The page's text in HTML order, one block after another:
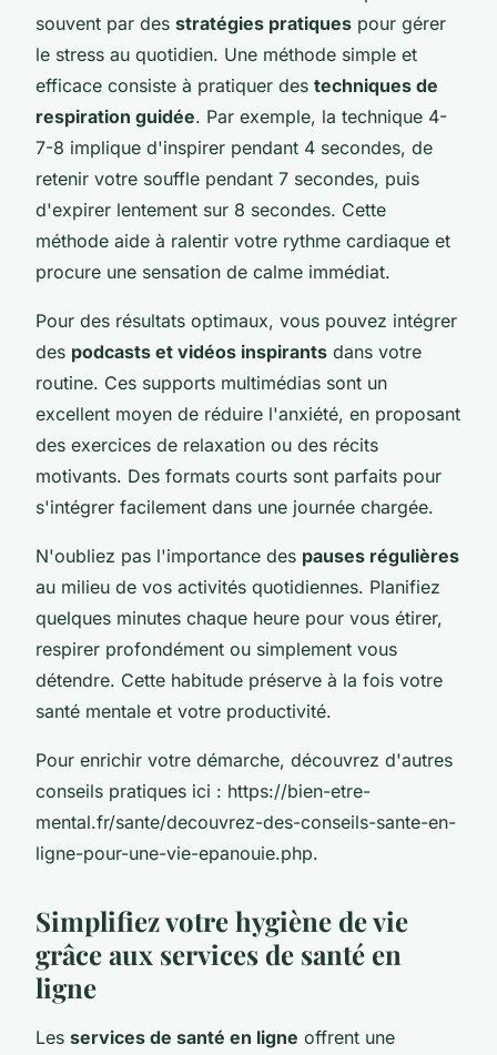
souvent par des stratégies pratiques pour gérer
le stress au quotidien. Une méthode simple et
efficace consiste à pratiquer des techniques de
respiration guidée. Par exemple, la technique 4-
7-8 implique d'inspirer pendant 4 secondes, de
retenir votre souffle pendant 7 secondes, puis
d'expirer lentement sur 8 secondes. Cette
méthode aide à ralentir votre rythme cardiaque et
procure une sensation de calme immédiat.
Pour des résultats optimaux, vous pouvez intégrer
des podcasts et vidéos inspirants dans votre
routine. Ces supports multimédias sont un
excellent moyen de réduire l'anxiété, en proposant
des exercices de relaxation ou des récits
motivants. Des formats courts sont parfaits pour
s'intégrer facilement dans une journée chargée.
N'oubliez pas l'importance des pauses régulières
au milieu de vos activités quotidiennes. Planifiez
quelques minutes chaque heure pour vous étirer,
respirer profondément ou simplement vous
détendre. Cette habitude préserve à la fois votre
santé mentale et votre productivité.
Pour enrichir votre démarche, découvrez d'autres
conseils pratiques ici : https://bien-etre-
mental.fr/sante/decouvrez-des-conseils-sante-en-
ligne-pour-une-vie-epanouie.php.
Simplifiez votre hygiène de vie
grâce aux services de santé en
ligne
Les services de santé en ligne offrent une